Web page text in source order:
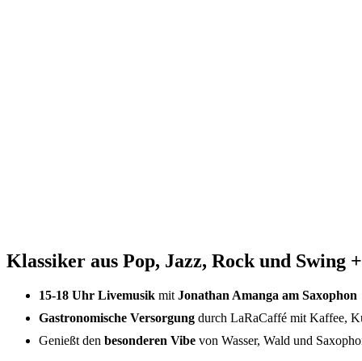
Klassiker aus Pop, Jazz, Rock und Swing
15-18 Uhr Livemusik mit Jonathan Amanga am Saxophon
Gastronomische Versorgung durch LaRaCaffé mit Kaffee,
Genießt den besonderen Vibe von Wasser, Wald und